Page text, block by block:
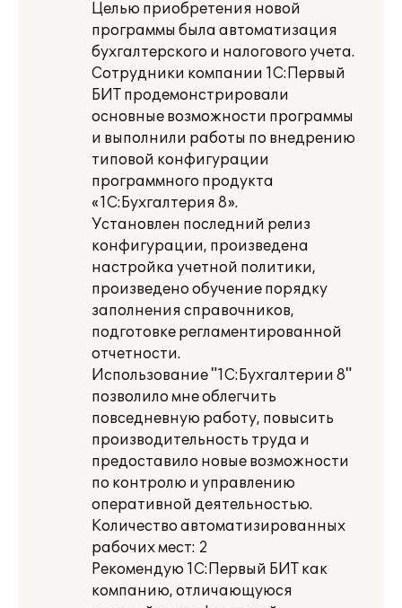
Целью приобретения новой
программы была автоматизация
бухгалтерского и налогового учета.
Сотрудники компании 1С:Первый
БИТ продемонстрировали
основные возможности программы
и выполнили работы по внедрению
типовой конфигурации
программного продукта
«1С:Бухгалтерия 8».
Установлен последний релиз
конфигурации, произведена
настройка учетной политики,
произведено обучение порядку
заполнения справочников,
подготовке регламентированной
отчетности.
Использование "1С:Бухгалтерии 8"
позволило мне облегчить
повседневную работу, повысить
производительность труда и
предоставило новые возможности
по контролю и управлению
оперативной деятельностью.
Количество автоматизированных
рабочих мест: 2
Рекомендую 1С:Первый БИТ как
компанию, отличающуюся